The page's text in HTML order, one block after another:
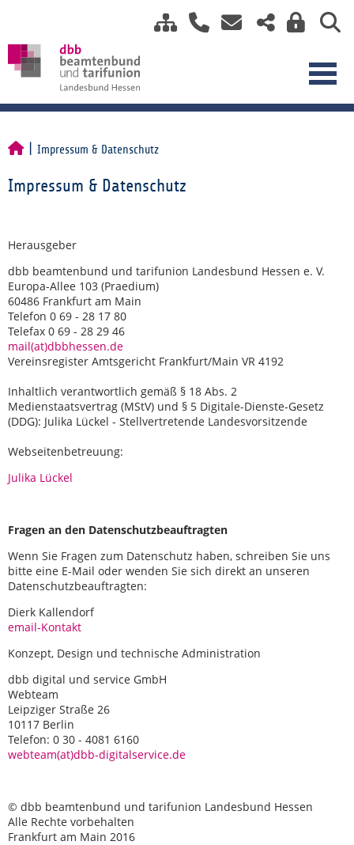
Impressum & Datenschutz
Impressum & Datenschutz
Herausgeber
dbb beamtenbund und tarifunion Landesbund Hessen e. V.
Europa-Allee 103 (Praedium)
60486 Frankfurt am Main
Telefon 0 69 - 28 17 80
Telefax 0 69 - 28 29 46
mail(at)dbbhessen.de
Vereinsregister Amtsgericht Frankfurt/Main VR 4192
Inhaltlich verantwortlich gemäß § 18 Abs. 2
Medienstaatsvertrag (MStV) und § 5 Digitale-Dienste-Gesetz
(DDG): Julika Lückel - Stellvertretende Landesvorsitzende
Webseitenbetreuung:
Julika Lückel
Fragen an den Datenschutzbeauftragten
Wenn Sie Fragen zum Datenschutz haben, schreiben Sie uns
bitte eine E-Mail oder wenden Sie sich direkt an unseren
Datenschutzbeauftragten:
Dierk Kallendorf
email-Kontakt
Konzept, Design und technische Administration
dbb digital und service GmbH
Webteam
Leipziger Straße 26
10117 Berlin
Telefon: 0 30 - 4081 6160
webteam(at)dbb-digitalservice.de
© dbb beamtenbund und tarifunion Landesbund Hessen
Alle Rechte vorbehalten
Frankfurt am Main 2016